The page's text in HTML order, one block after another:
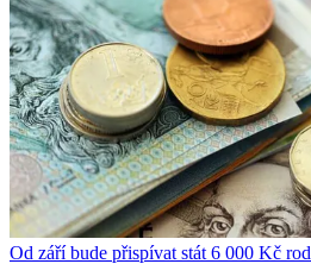
Od září bude přispívat stát 6 000 Kč